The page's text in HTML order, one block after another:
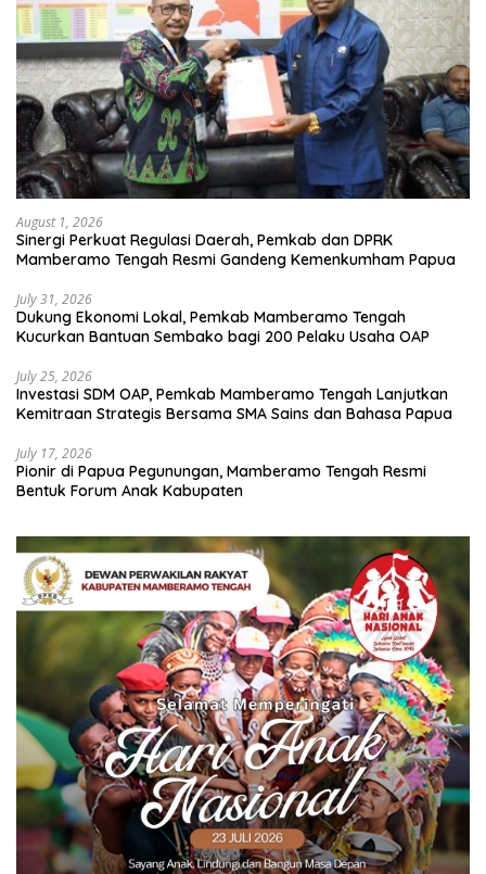
August 1, 2026
Sinergi Perkuat Regulasi Daerah, Pemkab dan DPRK
Mamberamo Tengah Resmi Gandeng Kemenkumham Papua
July 31, 2026
Dukung Ekonomi Lokal, Pemkab Mamberamo Tengah
Kucurkan Bantuan Sembako bagi 200 Pelaku Usaha OAP
July 25, 2026
Investasi SDM OAP, Pemkab Mamberamo Tengah Lanjutkan
Kemitraan Strategis Bersama SMA Sains dan Bahasa Papua
July 17, 2026
Pionir di Papua Pegunungan, Mamberamo Tengah Resmi
Bentuk Forum Anak Kabupaten